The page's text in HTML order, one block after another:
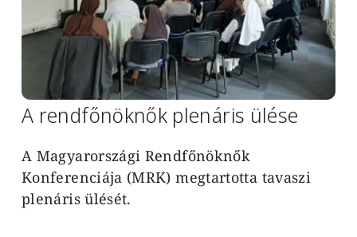
A rendfőnöknők plenáris ülése
A Magyarországi Rendfőnöknők
Konferenciája (MRK) megtartotta tavaszi
plenáris ülését.